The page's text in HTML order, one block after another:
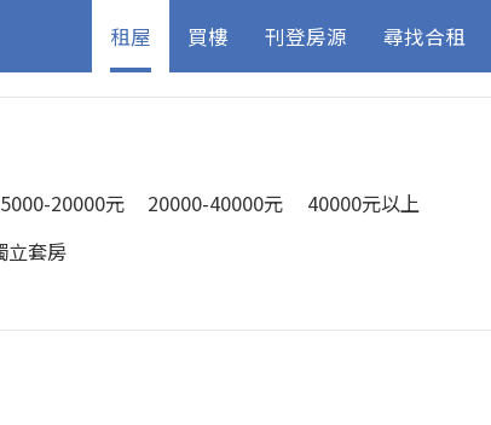
租屋 買樓 刊登房源 尋找合租
20000元 20000-40000元 40000元以上
立套房